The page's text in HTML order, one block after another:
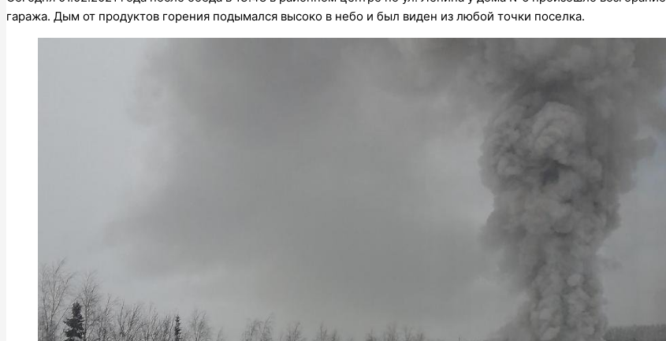
гаража. Дым от продуктов горения подымался высоко в небо и был виден из любой точки поселка.